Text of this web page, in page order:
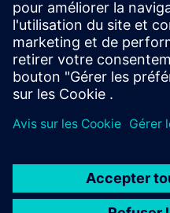
Dziennik Gazeta Prawna
Voir la couverture